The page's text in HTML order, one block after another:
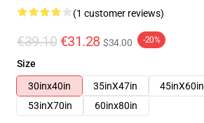
(1 customer reviews)
€39.10 €31.28 $34.00 -20%
Size
30inx40in
35inX47in 45inX60in
53inX70in
60inx80in